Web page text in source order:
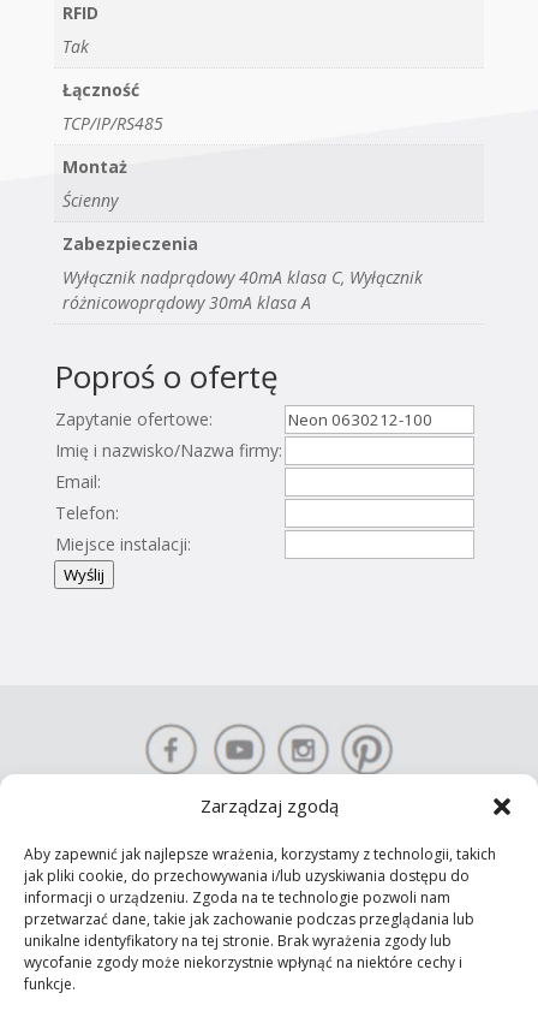
Zarządzaj zgodą
Aby zapewnić jak najlepsze wrażenia, korzystamy z technologii, takich
jak pliki cookie, do przechowywania i/lub uzyskiwania dostępu do
informacji o urządzeniu. Zgoda na te technologie pozwoli nam
przetwarzać dane, takie jak zachowanie podczas przeglądania lub
unikalne identyfikatory na tej stronie. Brak wyrażenia zgody lub
wycofanie zgody może niekorzystnie wpłynąć na niektóre cechy i
funkcje.
RFID
Tak
Łączność
TCP/IP/RS485
Montaż
Ścienny
Zabezpieczenia
Wyłącznik nadprądowy 40mA klasa C, Wyłącznik
różnicowoprądowy 30mA klasa A
Poproś o ofertę
Zapytanie ofertowe:
Imię i nazwisko/Nazwa firmy:
Email:
Telefon:
Miejsce instalacji:
Wyślij
KONTAKT-SIMON S.A. Prawa autorskie © 2025 Wszelkie prawa
zastrzeżone
Polityka prywatności